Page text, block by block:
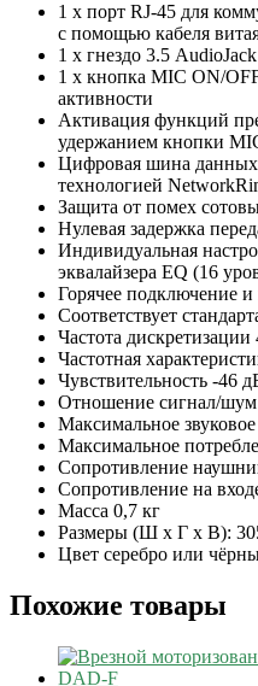
1 x порт RJ-45 для
c помощью кабеля
1 x гнездо 3.5
1 x кнопка MIC ON/
активности
Активация функций
удержанием кнопки
Цифровая шина данных
технологией
Защита от помех
Нулевая задержка
Индивидуальная
эквалайзера EQ (16
Горячее подключение
Соответствует
Частота дискретизации
Частотная
Чувствительность -46
Отношение сигнал/
Максимальное
Максимальное
Сопротивление
Сопротивление на
Масса 0,7 кг
Размеры (Ш х Г х В):
Цвет серебро или
Похожие товары